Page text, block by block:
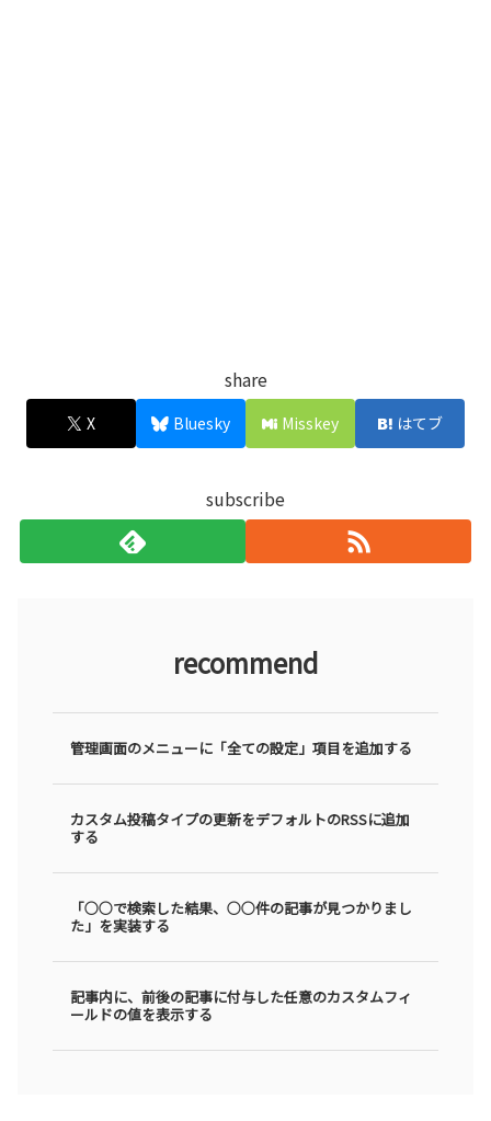
share
X Bluesky Misskey はてブ
subscribe
recommend
管理画面のメニューに「全ての設定」項目を追加する
カスタム投稿タイプの更新をデフォルトのRSSに追加
する
「○○で検索した結果、○○件の記事が見つかりまし
た」を実装する
記事内に、前後の記事に付与した任意のカスタムフィ
ールドの値を表示する